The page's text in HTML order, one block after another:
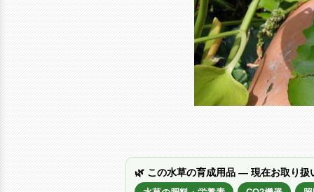
🌿 この水草の育成用品 — 現在お取り扱